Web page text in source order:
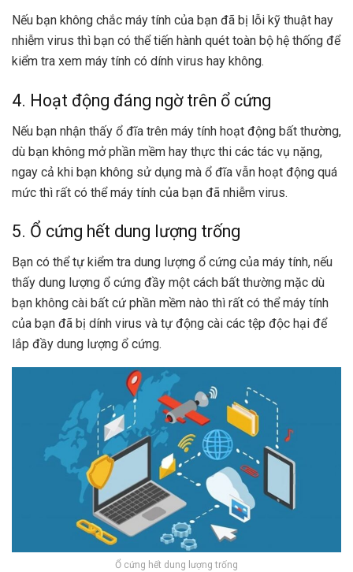
Nếu bạn không chắc máy tính của bạn đã bị lỗi kỹ thuật hay
nhiễm virus thì bạn có thể tiến hành quét toàn bộ hệ thống để
kiểm tra xem máy tính có dính virus hay không.
4. Hoạt động đáng ngờ trên ổ cứng
Nếu bạn nhận thấy ổ đĩa trên máy tính hoạt động bất thường,
dù bạn không mở phần mềm hay thực thi các tác vụ nặng,
ngay cả khi bạn không sử dụng mà ổ đĩa vẫn hoạt động quá
mức thì rất có thể máy tính của bạn đã nhiễm virus.
5. Ổ cứng hết dung lượng trống
Bạn có thể tự kiểm tra dung lượng ổ cứng của máy tính, nếu
thấy dung lượng ổ cứng đầy một cách bất thường mặc dù
bạn không cài bất cứ phần mềm nào thì rất có thể máy tính
của bạn đã bị dính virus và tự động cài các tệp độc hại để
lắp đầy dung lượng ổ cứng.
Ổ cứng hết dung lượng trống